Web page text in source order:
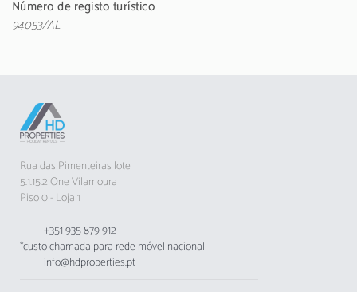
máquina de lavar, forno, máquina de lavar
Golfe Dom Pedro Millennium, o apartamento
está estrategicamente situado. A praia de
km, e o aeroporto de Faro a 27 km. Com
estacionamento privado no edifício, ar
condicionado na sala e em alguns quartos, este
O exterior convida a momentos de lazer com
jardim, terraço e churrasqueira. Note-se que
Número de registo turístico
94053/AL
Rua das Pimenteiras lote
5.1.15.2 One Vilamoura
Piso 0 - Loja 1
+351 935 879 912
*custo chamada para rede móvel nacional
info@hdproperties.pt